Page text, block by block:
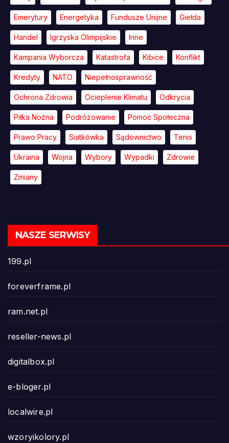
Emerytury Energetyka Fundusze Unijne Giełda
Handel Igrzyska Olimpijskie Inne
Kampania Wyborcza Katastrofa Kibice Konflikt
Kredyty NATO Niepełnosprawność
Ochrona Zdrowia Ocieplenie Klimatu Odkrycia
Piłka Nożna Podróżowanie Pomoc Społeczna
Prawo Pracy Siatkówka Sądownictwo Tenis
Ukraina Wojna Wybory Wypadki Zdrowie
Zmiany
NASZE SERWISY
199.pl
foreverframe.pl
ram.net.pl
reseller-news.pl
digitalbox.pl
e-bloger.pl
localwire.pl
wzoryikolory.pl